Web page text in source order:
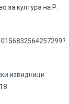
за култура на Р.
извидници